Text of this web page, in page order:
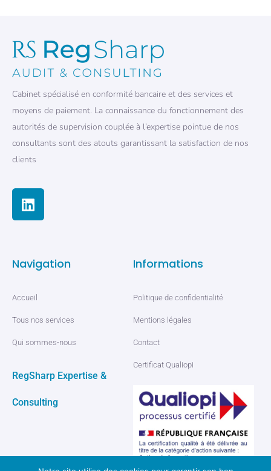
Cabinet spécialisé en conformité bancaire et des services et
moyens de paiement. La connaissance du fonctionnement des
autorités de supervision couplée à l’expertise pointue de nos
consultants sont des atouts garantissant la satisfaction de nos
clients
Navigation
Accueil
Tous nos services
Qui sommes-nous
RegSharp Expertise &
Consulting
Informations
Politique de confidentialité
Mentions légales
Contact
Certificat Qualiopi